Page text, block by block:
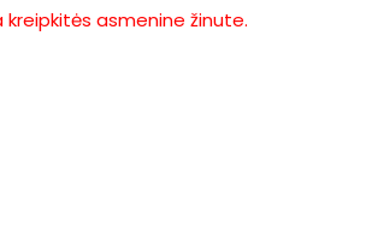
asmenine žinute.